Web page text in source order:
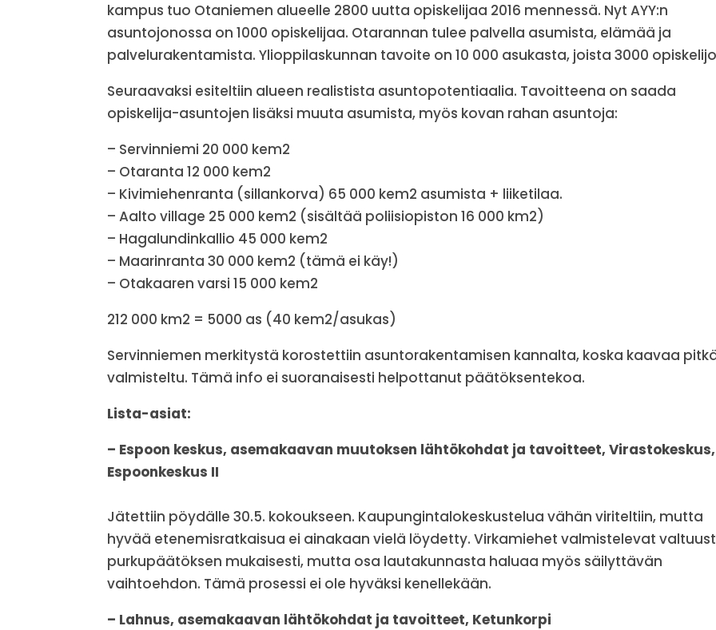
kampus tuo Otaniemen alueelle 2800 uutta opiskelijaa 2016 mennessä. Nyt AYY:n
asuntojonossa on 1000 opiskelijaa. Otarannan tulee palvella asumista, elämää ja
palvelurakentamista. Ylioppilaskunnan tavoite on 10 000 asukasta, joista 3000
Seuraavaksi esiteltiin alueen realistista asuntopotentiaalia. Tavoitteena on saada
opiskelija-asuntojen lisäksi muuta asumista, myös kovan rahan asuntoja:
– Servinniemi 20 000 kem2
– Otaranta 12 000 kem2
– Kivimiehenranta (sillankorva) 65 000 kem2 asumista + liiketilaa.
– Aalto village 25 000 kem2 (sisältää poliisiopiston 16 000 km2)
– Hagalundinkallio 45 000 kem2
– Maarinranta 30 000 kem2 (tämä ei käy!)
– Otakaaren varsi 15 000 kem2
212 000 km2 = 5000 as (40 kem2/asukas)
Servinniemen merkitystä korostettiin asuntorakentamisen kannalta, koska kaavaa
valmisteltu. Tämä info ei suoranaisesti helpottanut päätöksentekoa.
Lista-asiat:
– Espoon keskus, asemakaavan muutoksen lähtökohdat ja tavoitteet, Virastokeskus,
Espoonkeskus II
Jätettiin pöydälle 30.5. kokoukseen. Kaupungintalokeskustelua vähän viriteltiin, mutta
hyvää etenemisratkaisua ei ainakaan vielä löydetty. Virkamiehet valmistelevat
purkupäätöksen mukaisesti, mutta osa lautakunnasta haluaa myös säilyttävän
vaihtoehdon. Tämä prosessi ei ole hyväksi kenellekään.
– Lahnus, asemakaavan lähtökohdat ja tavoitteet, Ketunkorpi